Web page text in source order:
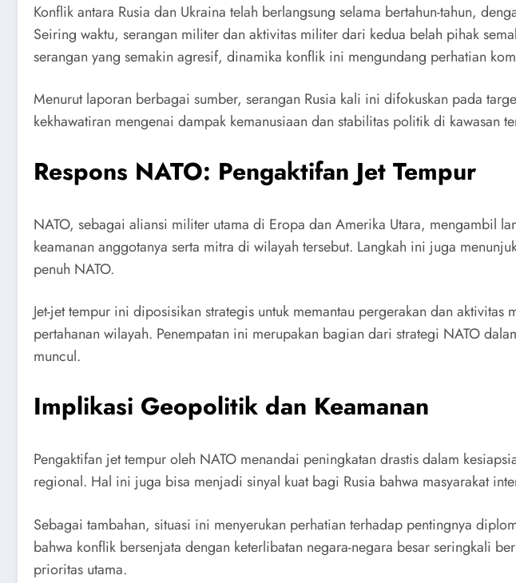
Konflik antara Rusia dan Ukraina telah berlangsung selama bertahun-tahun,
Seiring waktu, serangan militer dan aktivitas militer dari kedua belah pihak
serangan yang semakin agresif, dinamika konflik ini mengundang perhatian
Menurut laporan berbagai sumber, serangan Rusia kali ini difokuskan pada
kekhawatiran mengenai dampak kemanusiaan dan stabilitas politik di kawasan
Respons NATO: Pengaktifan Jet Tempur
NATO, sebagai aliansi militer utama di Eropa dan Amerika Utara, mengambil
keamanan anggotanya serta mitra di wilayah tersebut. Langkah ini juga
penuh NATO.
Jet-jet tempur ini diposisikan strategis untuk memantau pergerakan dan
pertahanan wilayah. Penempatan ini merupakan bagian dari strategi NATO
muncul.
Implikasi Geopolitik dan Keamanan
Pengaktifan jet tempur oleh NATO menandai peningkatan drastis dalam
regional. Hal ini juga bisa menjadi sinyal kuat bagi Rusia bahwa masyarakat
Sebagai tambahan, situasi ini menyerukan perhatian terhadap pentingnya
bahwa konflik bersenjata dengan keterlibatan negara-negara besar seringkali
prioritas utama.